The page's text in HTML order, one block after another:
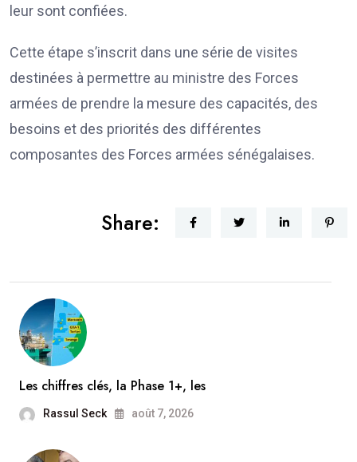
leur sont confiées.
Cette étape s’inscrit dans une série de visites
destinées à permettre au ministre des Forces
armées de prendre la mesure des capacités, des
besoins et des priorités des différentes
composantes des Forces armées sénégalaises.
Share:
Les chiffres clés, la Phase 1+, les
Rassul Seck août 7, 2026